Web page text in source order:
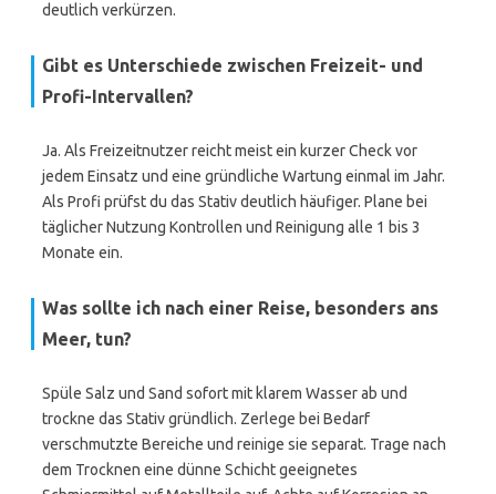
deutlich verkürzen.
Gibt es Unterschiede zwischen Freizeit- und
Profi-Intervallen?
Ja. Als Freizeitnutzer reicht meist ein kurzer Check vor
jedem Einsatz und eine gründliche Wartung einmal im Jahr.
Als Profi prüfst du das Stativ deutlich häufiger. Plane bei
täglicher Nutzung Kontrollen und Reinigung alle 1 bis 3
Monate ein.
Was sollte ich nach einer Reise, besonders ans
Meer, tun?
Spüle Salz und Sand sofort mit klarem Wasser ab und
trockne das Stativ gründlich. Zerlege bei Bedarf
verschmutzte Bereiche und reinige sie separat. Trage nach
dem Trocknen eine dünne Schicht geeignetes